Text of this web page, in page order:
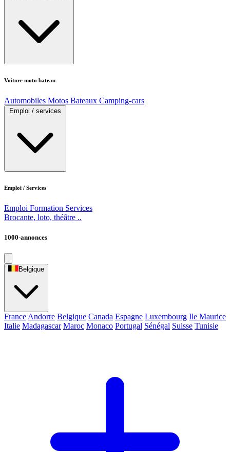
Voiture moto bateau
Automobiles Motos Bateaux Camping-cars
Emploi / services
Emploi / Services
Emploi Formation Services
Brocante, loto, théâtre ..
1000-annonces
Belgique
France Andorre Belgique Canada Espagne Luxembourg Ile Maurice
Italie Madagascar Maroc Monaco Portugal Sénégal Suisse Tunisie